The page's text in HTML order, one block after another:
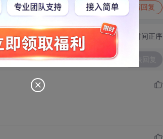
举报 写回复
切换为时间正序